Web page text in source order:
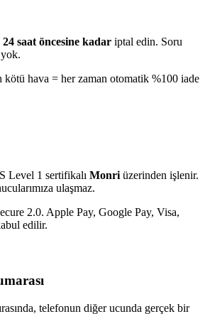
24 saat öncesine kadar iptal edin. Soru
hava = her zaman otomatik %100 iade
Level 1 sertifikalı Monri üzerinden işlenir.
ulaşmaz.
2.0. Apple Pay, Google Pay, Visa,
edilir.
telefonun diğer ucunda gerçek bir